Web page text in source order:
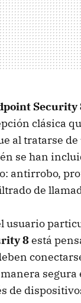
Security
clásica
al tratarse
se han
antirrobo,
de
usuario
8está
segura
de